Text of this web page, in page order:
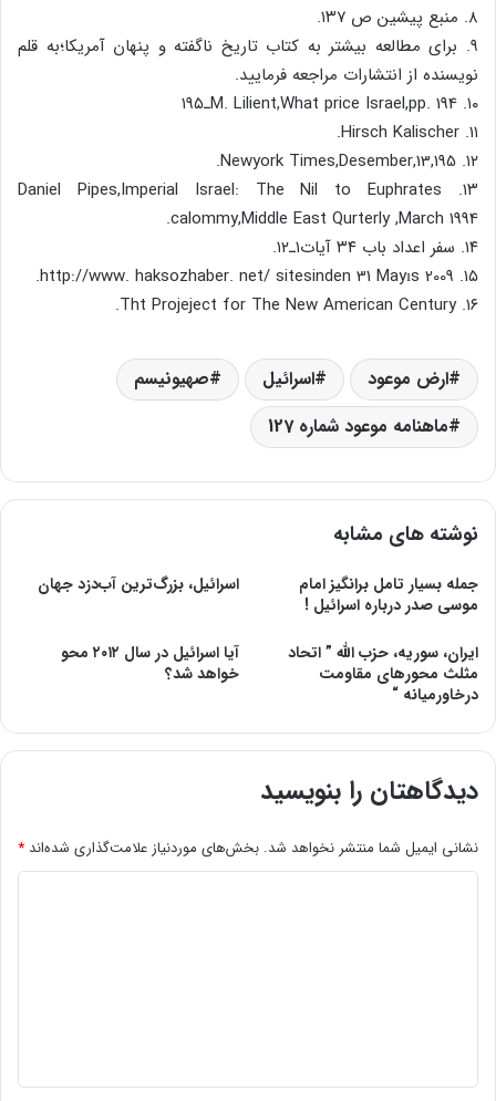
۸. منبع پیشین ص ۱۳۷.
۹. برای مطالعه بیشتر به کتاب تاریخ ناگفته و پنهان آمریکا؛به قلم
نویسنده از انتشارات مراجعه فرمایید.
۱۰. M. Lilient,What price Israel,pp. 194ـ۱۹۵
۱۱. Hirsch Kalischer.
۱۲. Newyork Times,Desember,13,195.
۱۳. Daniel Pipes,Imperial Israel: The Nil to Euphrates
calommy,Middle East Qurterly ,March 1994.
۱۴. سفر اعداد باب ۳۴ آیات۱ـ۱۲.
۱۵. http://www. haksozhaber. net/ sitesinden 31 Mayıs 2009.
۱۶. Tht Projeject for The New American Century.
ارض موعود اسرائیل
صهیونیسم
ماهنامه موعود شماره 127
نوشته های مشابه
جمله بسیار تامل برانگیز امام
موسی صدر درباره اسرائیل !
اسرائیل، بزرگ‌ترین آب‌دزد جهان
ایران، سوریه، حزب الله ” اتحاد
مثلث محورهای مقاومت
درخاورمیانه “
آیا اسرائیل در سال ۲۰۱۲ محو
خواهد شد؟
دیدگاهتان را بنویسید
نشانی ایمیل شما منتشر نخواهد شد. بخش‌های موردنیاز علامت‌گذاری شده‌اند *
*